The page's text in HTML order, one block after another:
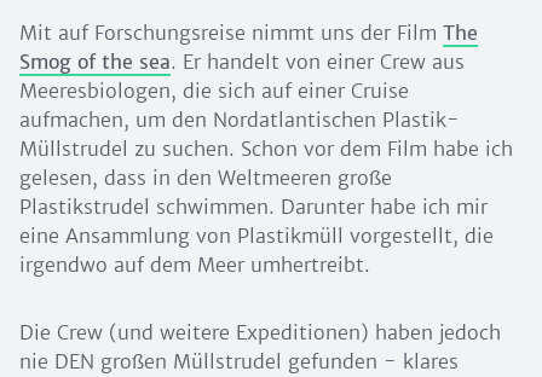
Mit auf Forschungsreise nimmt uns der Film The
Smog of the sea. Er handelt von einer Crew aus
Meeresbiologen, die sich auf einer Cruise
aufmachen, um den Nordatlantischen Plastik-
Müllstrudel zu suchen. Schon vor dem Film habe ich
gelesen, dass in den Weltmeeren große
Plastikstrudel schwimmen. Darunter habe ich mir
eine Ansammlung von Plastikmüll vorgestellt, die
irgendwo auf dem Meer umhertreibt.
Die Crew (und weitere Expeditionen) haben jedoch
nie DEN großen Müllstrudel gefunden - klares